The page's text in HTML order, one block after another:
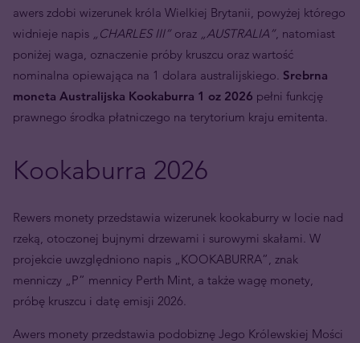
awers zdobi wizerunek króla Wielkiej Brytanii, powyżej którego
widnieje napis „CHARLES III”oraz „AUSTRALIA”, natomiast
poniżej waga, oznaczenie próby kruszcu oraz wartość
nominalna opiewająca na 1 dolara australijskiego. Srebrna
moneta Australijska Kookaburra 1 oz 2026 pełni funkcję
prawnego środka płatniczego na terytorium kraju emitenta.
Kookaburra 2026
Rewers monety przedstawia wizerunek kookaburry w locie nad
rzeką, otoczonej bujnymi drzewami i surowymi skałami. W
projekcie uwzględniono napis „KOOKABURRA”, znak
menniczy „P” mennicy Perth Mint, a także wagę monety,
próbę kruszcu i datę emisji 2026.
Awers monety przedstawia podobiznę Jego Królewskiej Mości